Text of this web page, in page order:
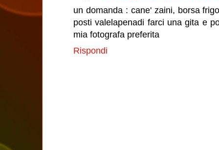
un domanda : cane' zaini, borsa
posti valelapenadi farci una gita e
mia fotografa preferita
Rispondi